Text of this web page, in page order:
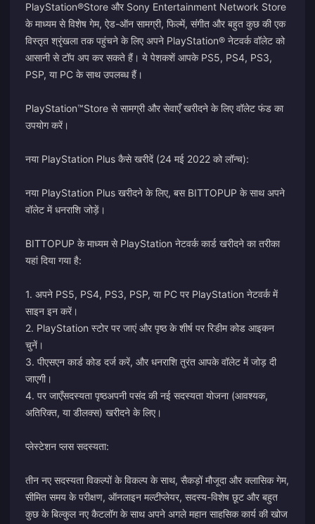
PlayStation®Store और Sony Entertainment Network Store
के माध्यम से विशेष गेम, ऐड-ऑन सामग्री, फिल्में, संगीत और बहुत कुछ की एक
विस्तृत श्रृंखला तक पहुंचने के लिए अपने PlayStation® नेटवर्क वॉलेट को
आसानी से टॉप अप कर सकते हैं। ये पेशकशें आपके PS5, PS4, PS3,
PSP, या PC के साथ उपलब्ध हैं।
PlayStation™Store से सामग्री और सेवाएँ खरीदने के लिए वॉलेट फंड का
उपयोग करें।
नया PlayStation Plus कैसे खरीदें (24 मई 2022 को लॉन्च):
नया PlayStation Plus खरीदने के लिए, बस BITTOPUP के साथ अपने
वॉलेट में धनराशि जोड़ें।
BITTOPUP के माध्यम से PlayStation नेटवर्क कार्ड खरीदने का तरीका
यहां दिया गया है:
1. अपने PS5, PS4, PS3, PSP, या PC पर PlayStation नेटवर्क में
साइन इन करें।
2. PlayStation स्टोर पर जाएं और पृष्ठ के शीर्ष पर रिडीम कोड आइकन
चुनें।
3. पीएसएन कार्ड कोड दर्ज करें, और धनराशि तुरंत आपके वॉलेट में जोड़ दी
जाएगी।
4. पर जाएँसदस्यता पृष्ठअपनी पसंद की नई सदस्यता योजना (आवश्यक,
अतिरिक्त, या डीलक्स) खरीदने के लिए।
प्लेस्टेशन प्लस सदस्यता:
तीन नए सदस्यता विकल्पों के विकल्प के साथ, सैकड़ों मौजूदा और क्लासिक गेम,
सीमित समय के परीक्षण, ऑनलाइन मल्टीप्लेयर, सदस्य-विशेष छूट और बहुत
कुछ के बिल्कुल नए कैटलॉग के साथ अपने अगले महान साहसिक कार्य की खोज